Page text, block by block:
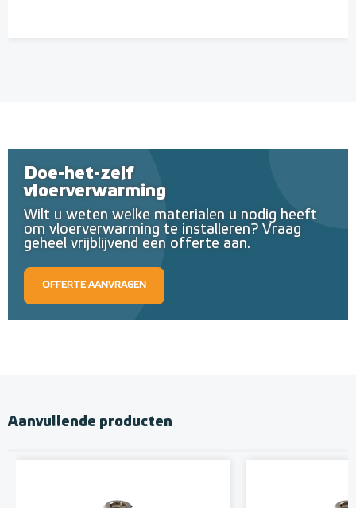
Doe-het-zelf
vloerverwarming
Wilt u weten welke materialen u nodig heeft
om vloerverwarming te installeren? Vraag
geheel vrijblijvend een offerte aan.
OFFERTE AANVRAGEN
Aanvullende producten